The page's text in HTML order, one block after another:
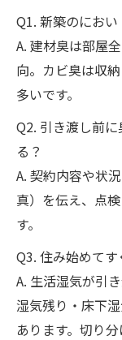
Q1. 新築のにお
A. 建材臭は部屋
向。カビ臭は収
多いです。
Q2. 引き渡し前
る？
A. 契約内容や状
真）を伝え、点
す。
Q3. 住み始めて
A. 生活湿気が引
湿気残り・床下
あります。切り分